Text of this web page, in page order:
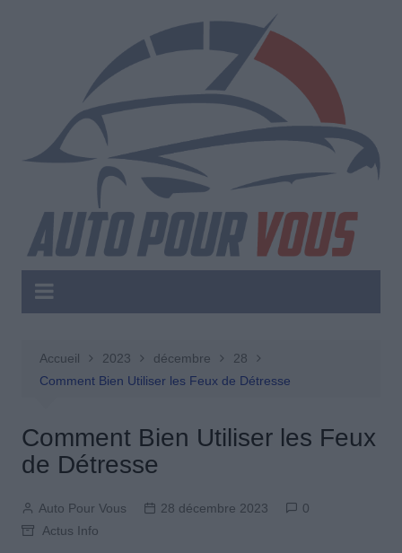
Accueil 2023 décembre
28
Comment Bien Utiliser les Feux de Détresse
Comment Bien Utiliser les Feux
de Détresse
Auto Pour Vous 28 décembre 2023
0
Actus Info